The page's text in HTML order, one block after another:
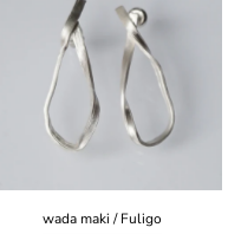
wada maki / Fuligo